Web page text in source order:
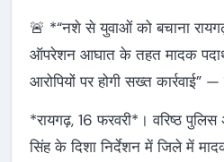
🚨 *“नशे से युवाओं को बचाना
ऑपरेशन आघात के तहत मादक
आरोपियों पर होगी सख्त कार्रवाई”
*रायगढ़, 16 फरवरी*। वरिष्ठ
सिंह के दिशा निर्देशन में जिले में